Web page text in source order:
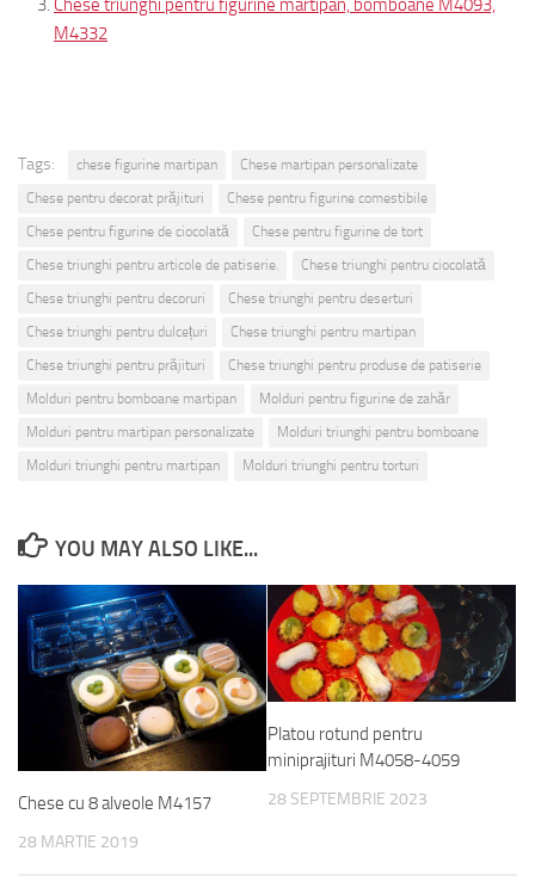
Chese triunghi pentru figurine martipan, bomboane M4093,
M4332
Tags: chese figurine martipan
Chese martipan personalizate
Chese pentru decorat prăjituri
Chese pentru figurine comestibile
Chese pentru figurine de ciocolată
Chese pentru figurine de tort
Chese triunghi pentru articole de patiserie.
Chese triunghi pentru ciocolată
Chese triunghi pentru decoruri
Chese triunghi pentru deserturi
Chese triunghi pentru dulcețuri
Chese triunghi pentru martipan
Chese triunghi pentru prăjituri
Chese triunghi pentru produse de patiserie
Molduri pentru bomboane martipan
Molduri pentru figurine de zahăr
Molduri pentru martipan personalizate
Molduri triunghi pentru bomboane
Molduri triunghi pentru martipan
Molduri triunghi pentru torturi
YOU MAY ALSO LIKE...
Chese cu 8 alveole M4157
28 MARTIE 2019
Platou rotund pentru
miniprajituri M4058-4059
28 SEPTEMBRIE 2023